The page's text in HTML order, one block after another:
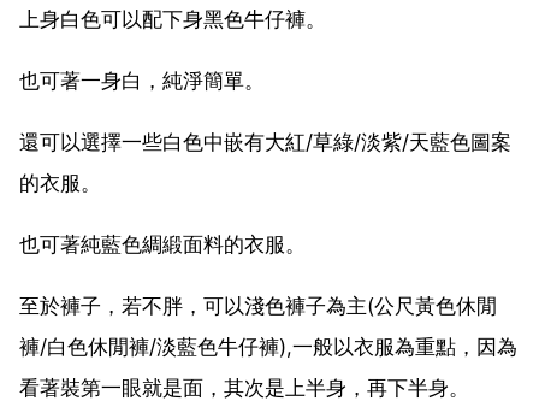
上身白色可以配下身黑色牛仔褲。
也可著一身白，純淨簡單。
還可以選擇一些白色中嵌有大紅/草綠/淡紫/天藍色圖案
的衣服。
也可著純藍色綢緞面料的衣服。
至於褲子，若不胖，可以淺色褲子為主(公尺黃色休閒
褲/白色休閒褲/淡藍色牛仔褲),一般以衣服為重點，因為
看著裝第一眼就是面，其次是上半身，再下半身。